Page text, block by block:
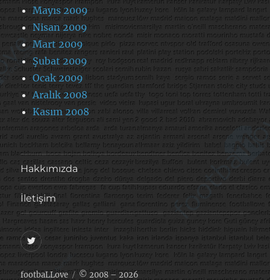
Mayıs 2009
Nisan 2009
Mart 2009
Şubat 2009
Ocak 2009
Aralık 2008
Kasım 2008
Hakkımızda
İletişim
@footballove
footbaLLove © 2008 – 2026